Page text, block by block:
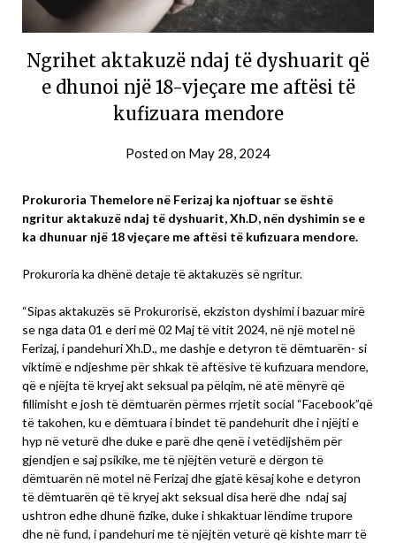
Ngrihet aktakuzë ndaj të dyshuarit që
e dhunoi një 18-vjeçare me aftësi të
kufizuara mendore
Posted on May 28, 2024
Prokuroria Themelore në Ferizaj ka njoftuar se është
ngritur aktakuzë ndaj të dyshuarit, Xh.D, nën dyshimin se e
ka dhunuar një 18 vjeçare me aftësi të kufizuara mendore.
Prokuroria ka dhënë detaje të aktakuzës së ngritur.
“Sipas aktakuzës së Prokurorisë, ekziston dyshimi i bazuar mirë
se nga data 01 e deri më 02 Maj të vitit 2024, në një motel në
Ferizaj, i pandehuri Xh.D., me dashje e detyron të dëmtuarën- si
viktimë e ndjeshme për shkak të aftësive të kufizuara mendore,
që e njëjta të kryej akt seksual pa pëlqim, në atë mënyrë që
fillimisht e josh të dëmtuarën përmes rrjetit social “Facebook”që
të takohen, ku e dëmtuara i bindet të pandehurit dhe i njëjti e
hyp në veturë dhe duke e parë dhe qenë i vetëdijshëm për
gjendjen e saj psikike, me të njëjtën veturë e dërgon të
dëmtuarën në motel në Ferizaj dhe gjatë kësaj kohe e detyron
të dëmtuarën që të kryej akt seksual disa herë dhe ndaj saj
ushtron edhe dhunë fizike, duke i shkaktuar lëndime trupore
dhe në fund, i pandehuri me të njëjtën veturë që kishte marr të